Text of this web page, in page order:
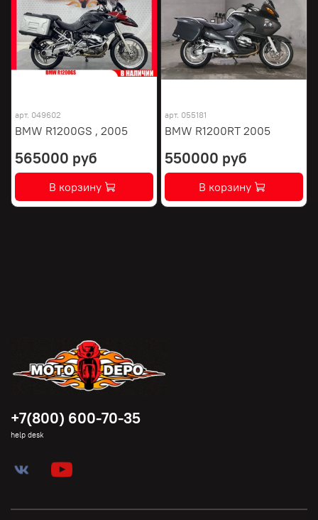
арт. 049602
BMW R1200GS , 2005
565000 руб
В корзину
арт. 055181
BMW R1200RT 2005
550000 руб
В корзину
+7(800) 600-70-35
help desk